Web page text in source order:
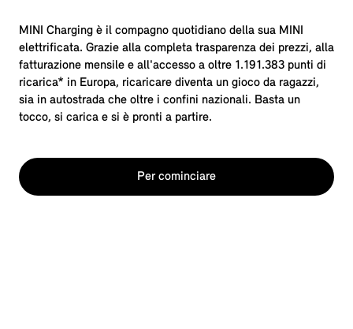
MINI Charging è il compagno quotidiano della sua MINI
elettrificata. Grazie alla completa trasparenza dei prezzi, alla
fatturazione mensile e all'accesso a oltre 1.191.383 punti di
ricarica* in Europa, ricaricare diventa un gioco da ragazzi,
sia in autostrada che oltre i confini nazionali. Basta un
tocco, si carica e si è pronti a partire.
Per cominciare